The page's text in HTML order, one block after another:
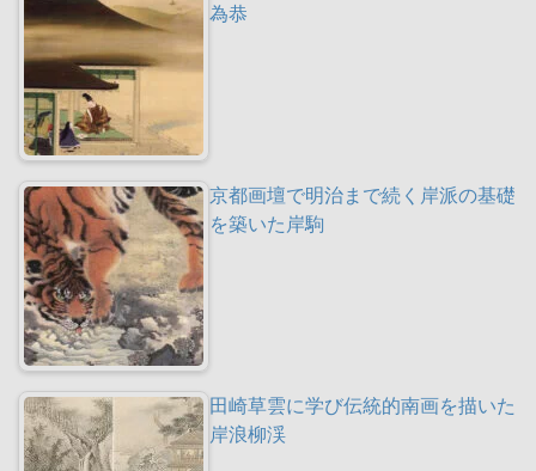
為恭
京都画壇で明治まで続く岸派の基礎
を築いた岸駒
田崎草雲に学び伝統的南画を描いた
岸浪柳渓